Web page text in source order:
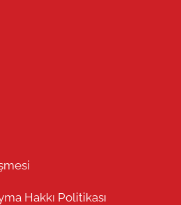
Hakkı Politikası